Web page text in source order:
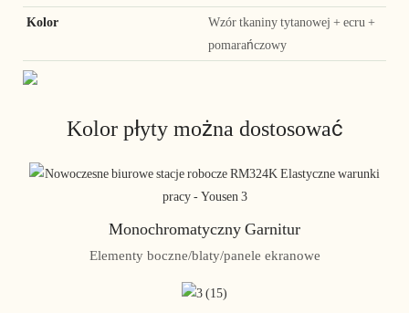
Kolor
Wzór tkaniny tytanowej + ecru +
pomarańczowy
Kolor płyty można dostosować
Monochromatyczny Garnitur
Elementy boczne/blaty/panele ekranowe